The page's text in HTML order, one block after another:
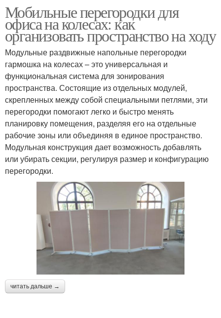
Мобильные перегородки для
офиса на колесах: как
организовать пространство на ходу
Модульные раздвижные напольные перегородки
гармошка на колесах – это универсальная и
функциональная система для зонирования
пространства. Состоящие из отдельных модулей,
скрепленных между собой специальными петлями, эти
перегородки помогают легко и быстро менять
планировку помещения, разделяя его на отдельные
рабочие зоны или объединяя в единое пространство.
Модульная конструкция дает возможность добавлять
или убирать секции, регулируя размер и конфигурацию
перегородки.
читать дальше →